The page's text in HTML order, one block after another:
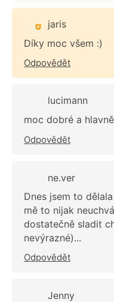
jaris
Díky moc všem :)
Odpovědět
lucimann
moc dobré a
Odpovědět
ne.ver
Dnes jsem to
mě to nijak
dostatečně sladit
nevýrazné)...
Odpovědět
Jenny